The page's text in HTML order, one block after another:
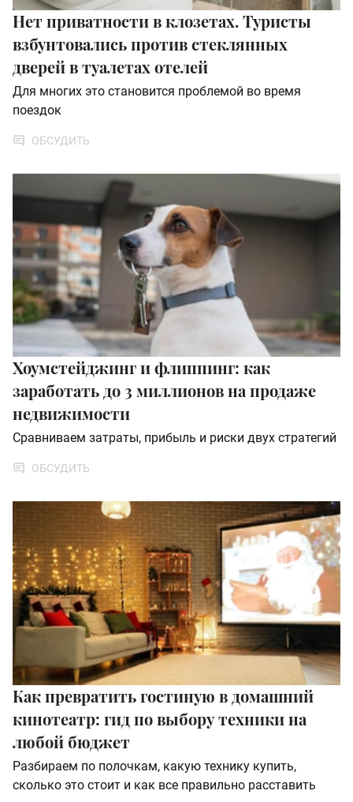
Нет приватности в клозетах. Туристы
взбунтовались против стеклянных
дверей в туалетах отелей
Для многих это становится проблемой во время
поездок
ОБСУДИТЬ
Хоумстейджинг и флиппинг: как
заработать до 3 миллионов на продаже
недвижимости
Сравниваем затраты, прибыль и риски двух стратегий
ОБСУДИТЬ
Как превратить гостиную в домашний
кинотеатр: гид по выбору техники на
любой бюджет
Разбираем по полочкам, какую технику купить,
сколько это стоит и как все правильно расставить